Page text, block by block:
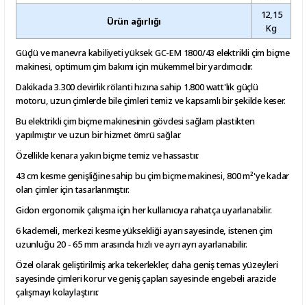
Ürün ağırlığı
12,15
Kg
Güçlü ve manevra kabiliyeti yüksek GC-EM 1800/43 elektrikli çim biçme
makinesi, optimum çim bakımı için mükemmel bir yardımcıdır.
Dakikada 3.300 devirlik rölanti hızına sahip 1.800 watt'lık güçlü
motoru, uzun çimlerde bile çimleri temiz ve kapsamlı bir şekilde keser.
Bu elektrikli çim biçme makinesinin gövdesi sağlam plastikten
yapılmıştır ve uzun bir hizmet ömrü sağlar.
Özellikle kenara yakın biçme temiz ve hassastır.
43 cm kesme genişliğine sahip bu çim biçme makinesi, 800 m²'ye kadar
olan çimler için tasarlanmıştır.
Gidon ergonomik çalışma için her kullanıcıya rahatça uyarlanabilir.
6 kademeli, merkezi kesme yüksekliği ayarı sayesinde, istenen çim
uzunluğu 20 - 65 mm arasında hızlı ve ayrı ayrı ayarlanabilir.
Özel olarak geliştirilmiş arka tekerlekler, daha geniş temas yüzeyleri
sayesinde çimleri korur ve geniş çapları sayesinde engebeli arazide
çalışmayı kolaylaştırır.